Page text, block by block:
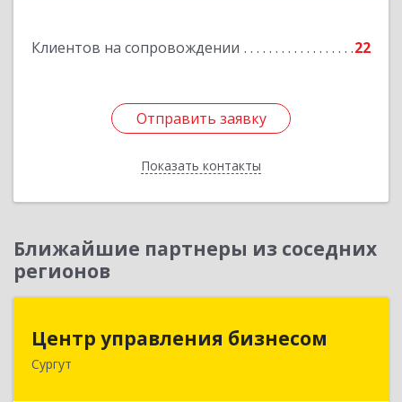
Клиентов на сопровождении 22
Отправить заявку
Показать контакты
Подробнее
Отправить заявку
Назад
Ближайшие партнеры из соседних
регионов
Центр управления бизнесом
Сургут
Центр управления бизнесом
628403, Ханты-Мансийский Автономный округ